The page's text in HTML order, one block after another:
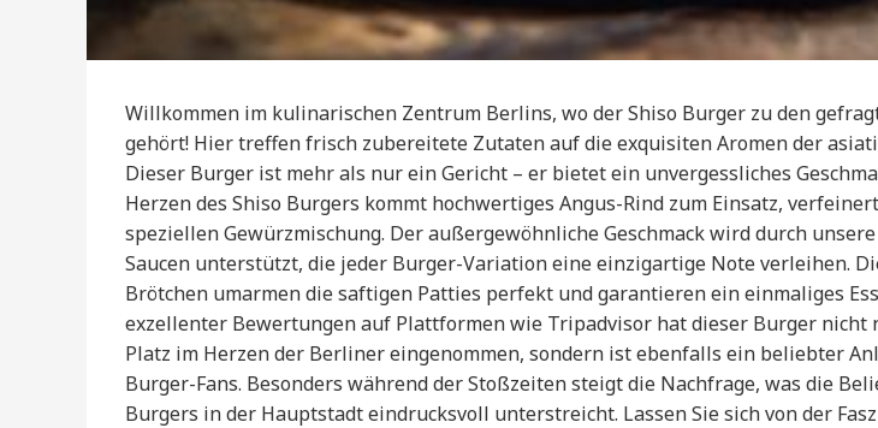
Willkommen im kulinarischen Zentrum Berlins, wo der Shiso Burger zu den
gehört! Hier treffen frisch zubereitete Zutaten auf die exquisiten Aromen der
Dieser Burger ist mehr als nur ein Gericht – er bietet ein unvergessliches
Herzen des Shiso Burgers kommt hochwertiges Angus-Rind zum Einsatz,
speziellen Gewürzmischung. Der außergewöhnliche Geschmack wird durch
Saucen unterstützt, die jeder Burger-Variation eine einzigartige Note verleihen.
Brötchen umarmen die saftigen Patties perfekt und garantieren ein einmaliges
exzellenter Bewertungen auf Plattformen wie Tripadvisor hat dieser Burger nicht
Platz im Herzen der Berliner eingenommen, sondern ist ebenfalls ein beliebter
Burger-Fans. Besonders während der Stoßzeiten steigt die Nachfrage, was die
Burgers in der Hauptstadt eindrucksvoll unterstreicht. Lassen Sie sich von der